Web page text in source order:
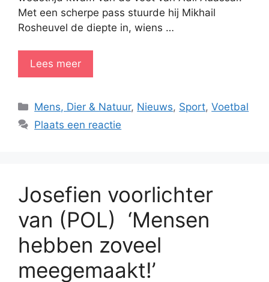
Met een scherpe pass stuurde hij Mikhail
Rosheuvel de diepte in, wiens …
Lees meer
Categorieën
Mens, Dier & Natuur, Nieuws, Sport,Voetbal
Plaats een reactie
Josefien voorlichter
van (POL) ‘Mensen
hebben zoveel
meegemaakt!’